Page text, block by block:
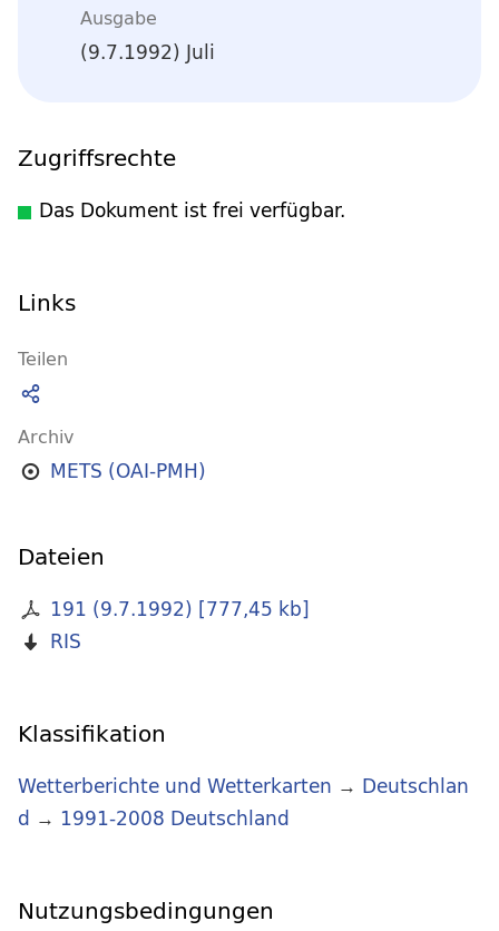
Ausgabe
(9.7.1992) Juli
Zugriffsrechte
Das Dokument ist frei verfügbar.
Links
Teilen
Archiv
METS (OAI-PMH)
Dateien
191 (9.7.1992) [777,45 kb]
RIS
Klassifikation
Wetterberichte und Wetterkarten → Deutschlan
d → 1991-2008 Deutschland
Nutzungsbedingungen